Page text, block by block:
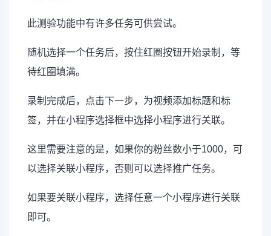
此测验功能中有许多任务可供尝试。
随机选择一个任务后，按住红圈按钮开始录制，等
待红圈填满。
录制完成后，点击下一步，为视频添加标题和标
签，并在小程序选择框中选择小程序进行关联。
这里需要注意的是，如果你的粉丝数小于1000，可
以选择关联小程序，否则可以选择推广任务。
如果要关联小程序，选择任意一个小程序进行关联
即可。